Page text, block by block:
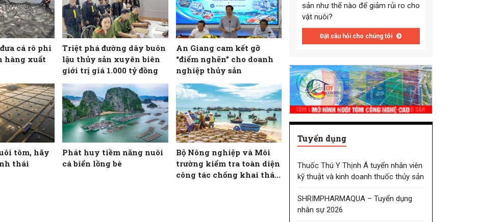
cá rô phi
hàng xuất
Triệt phá đường dây buôn
lậu thủy sản xuyên biên
giới trị giá 1.000 tỷ đồng
An Giang cam kết gỡ
“điểm nghẽn” cho doanh
nghiệp thủy sản
tôm, hãy
thái
Phát huy tiềm năng nuôi
cá biển lồng bè
Bộ Nông nghiệp và Môi
trường kiểm tra toàn diện
công tác chống khai thác
sản như thế nào để giảm rủi ro cho
vật nuôi?
Đặt câu hỏi cho chúng tôi
Tuyển dụng
Thuốc Thú Y Thịnh Á tuyển nhân viên
kỹ thuật và kinh doanh thuốc thủy sản
SHRIMPHARMAQUA – Tuyển dụng
nhân sự 2026